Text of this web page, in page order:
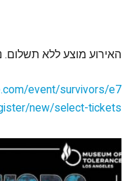
האירוע מוצע ללא
event/survivors/e7
new/select-tickets